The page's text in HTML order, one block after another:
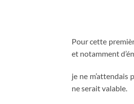
Pour cette
et notamment
je ne m’attendais
ne serait valable.